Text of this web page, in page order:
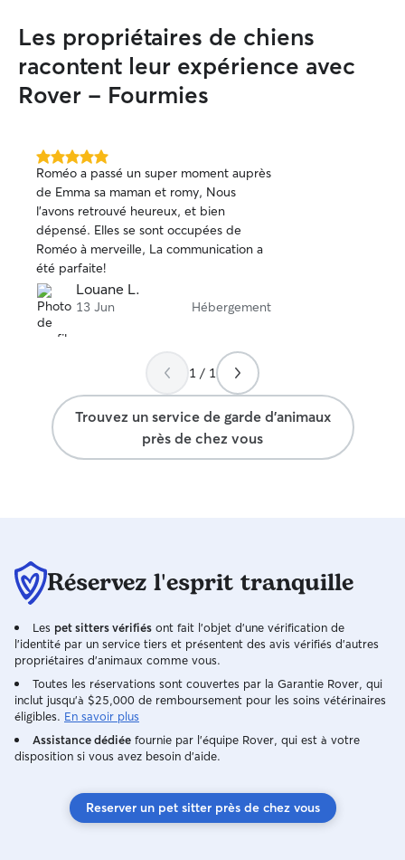
fermés !”
Les propriétaires de chiens
racontent leur expérience avec
Rover - Fourmies
5.0 étoile(s)
sur
5
Roméo a passé un super moment auprès
de Emma sa maman et romy, Nous
l’avons retrouvé heureux, et bien
dépensé. Elles se sont occupées de
Roméo à merveille, La communication a
été parfaite!
Louane L.
13 Jun Hébergement
1 / 1
Trouvez un service de garde d'animaux
près de chez vous
Réservez l'esprit tranquille
Les pet sitters vérifiés ont fait l'objet d'une vérification de
l'identité par un service tiers et présentent des avis vérifiés d'autres
propriétaires d'animaux comme vous.
Toutes les réservations sont couvertes par la Garantie Rover, qui
inclut jusqu'à $25,000 de remboursement pour les soins vétérinaires
éligibles. En savoir plus
Assistance dédiée fournie par l'équipe Rover, qui est à votre
disposition si vous avez besoin d'aide.
Reserver un pet sitter près de chez vous